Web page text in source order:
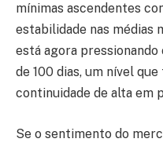
mínimas ascendentes
estabilidade nas médias
está agora
de 100 dias, um nível
continuidade de alta em
Se o sentimento do